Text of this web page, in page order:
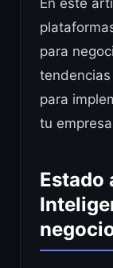
para
para
tu
Estado